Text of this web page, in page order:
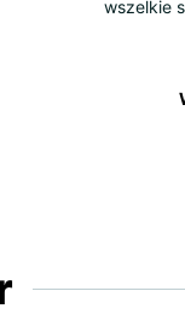
wszelkie